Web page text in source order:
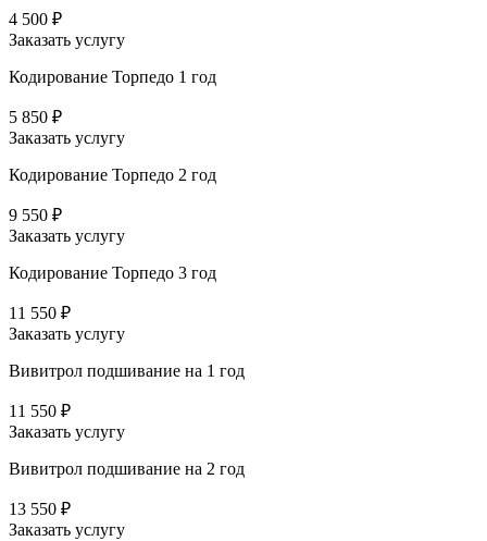
4 500 ₽
Заказать услугу
Кодирование Торпедо 1 год
5 850 ₽
Заказать услугу
Кодирование Торпедо 2 год
9 550 ₽
Заказать услугу
Кодирование Торпедо 3 год
11 550 ₽
Заказать услугу
Вивитрол подшивание на 1 год
11 550 ₽
Заказать услугу
Вивитрол подшивание на 2 год
13 550 ₽
Заказать услугу